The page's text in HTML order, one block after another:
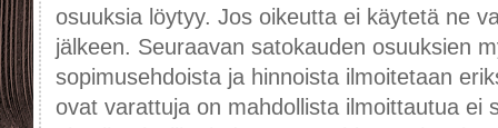
osuuksia löytyy. Jos oikeutta ei käytetä ne
jälkeen. Seuraavan satokauden osuuksien
sopimusehdoista ja hinnoista ilmoitetaan
ovat varattuja on mahdollista ilmoittautua ei